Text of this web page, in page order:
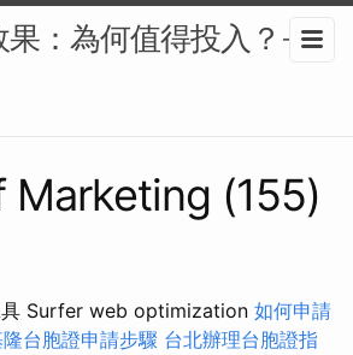
果：為何值得投入？-
Marketing (155)
具 Surfer web optimization 如何申請
台胞證申請步驟 台北辦理台胞證指